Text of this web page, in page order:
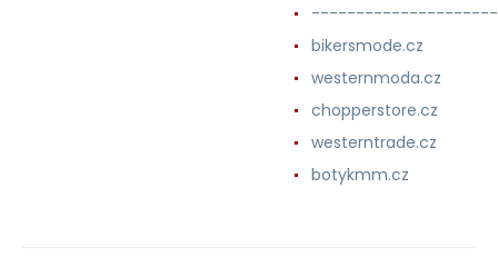
bikersmode.cz
westernmoda.cz
chopperstore.cz
westerntrade.cz
botykmm.cz